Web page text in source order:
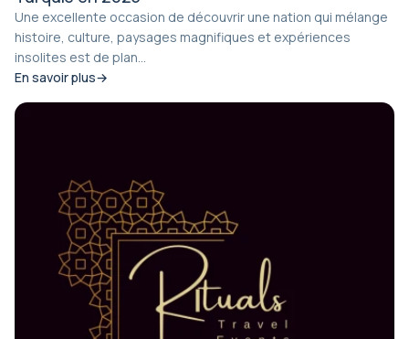
Une excellente occasion de découvrir une nation qui mélange
histoire, culture, paysages magnifiques et expériences
insolites est de plan...
En savoir plus